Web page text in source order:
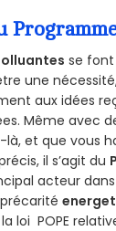
se font
une
aux idées
Même avec
là, et que vous
il s’agit du
acteur
précarité
loi POPE